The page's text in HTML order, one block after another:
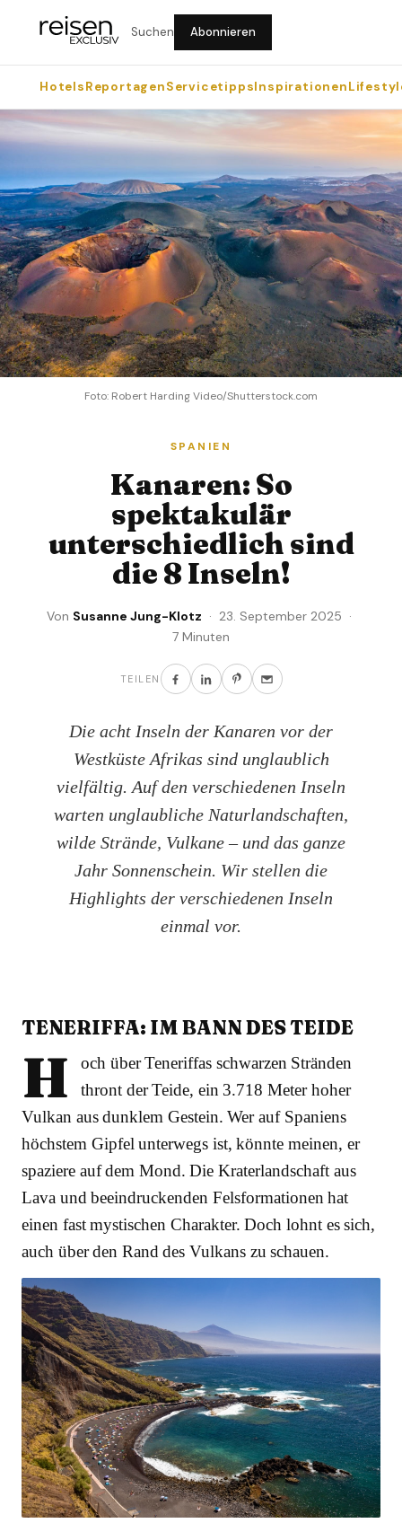
Suchen Abonnieren
HotelsReportagenServicetippsInspirationen
Foto: Robert Harding Video/Shutterstock.com
SPANIEN
Kanaren: So
spektakulär
unterschiedlich sind
die 8 Inseln!
Von Susanne Jung-Klotz · 23. September 2025 ·
7 Minuten
TEILEN
Die acht Inseln der Kanaren vor der
Westküste Afrikas sind unglaublich
vielfältig. Auf den verschiedenen Inseln
warten unglaubliche Naturlandschaften,
wilde Strände, Vulkane – und das ganze
Jahr Sonnenschein. Wir stellen die
Highlights der verschiedenen Inseln
einmal vor.
TENERIFFA: IM BANN DES TEIDE
H
och über Teneriffas schwarzen Stränden
thront der Teide, ein 3.718 Meter hoher
Vulkan aus dunklem Gestein. Wer auf Spaniens
höchstem Gipfel unterwegs ist, könnte meinen, er
spaziere auf dem Mond. Die Kraterlandschaft aus
Lava und beeindruckenden Felsformationen hat
einen fast mystischen Charakter. Doch lohnt es sich,
auch über den Rand des Vulkans zu schauen.